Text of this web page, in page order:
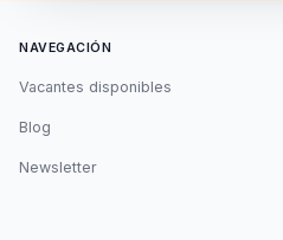
NAVEGACIÓN
Vacantes disponibles
Blog
Newsletter